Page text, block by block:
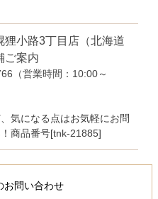
狸小路3丁目店（北海道
ご案内
（営業時間：10:00～
気になる点はお気軽にお問
商品番号[tnk-21885]
お問い合わせ